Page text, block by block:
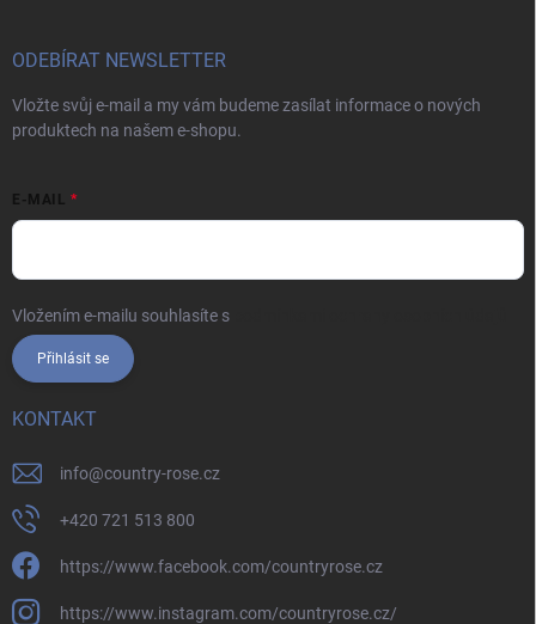
ODEBÍRAT NEWSLETTER
Vložte svůj e-mail a my vám budeme zasílat informace o nových
produktech na našem e-shopu.
E-MAIL
Vložením e-mailu souhlasíte s
Přihlásit se
KONTAKT
info@country-rose.cz
+420 721 513 800
https://www.facebook.com/countryrose.cz
https://www.instagram.com/countryrose.cz/